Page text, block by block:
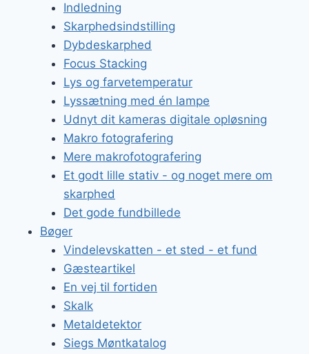
Indledning
Skarphedsindstilling
Dybdeskarphed
Focus Stacking
Lys og farvetemperatur
Lyssætning med én lampe
Udnyt dit kameras digitale opløsning
Makro fotografering
Mere makrofotografering
Et godt lille stativ - og noget mere om
skarphed
Det gode fundbillede
Bøger
Vindelevskatten - et sted - et fund
Gæsteartikel
En vej til fortiden
Skalk
Metaldetektor
Siegs Møntkatalog